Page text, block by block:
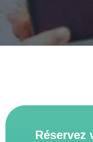
Réservez